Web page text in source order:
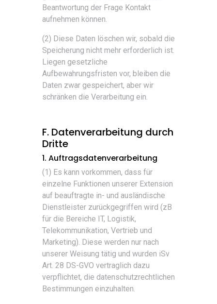
Beantwortung der Frage Kontakt
aufnehmen können.
(2) Diese Daten löschen wir, sobald die
Speicherung nicht mehr erforderlich ist.
Liegen gesetzliche
Aufbewahrungsfristen vor, bleiben die
Daten zwar gespeichert, aber wir
schränken die Verarbeitung ein.
F. Datenverarbeitung durch
Dritte
1. Auftragsdatenverarbeitung
(1) Es kann vorkommen, dass für
einzelne Funktionen unserer Extension
auf beauftragte in- und ausländische
Dienstleister zurückgegriffen wird (zB
für die Bereiche IT, Logistik,
Telekommunikation, Vertrieb und
Marketing). Diese werden nur nach
unserer Weisung tätig und wurden iSv
Art. 28 DS-GVO vertraglich dazu
verpflichtet, die datenschutzrechtlichen
Bestimmungen einzuhalten.